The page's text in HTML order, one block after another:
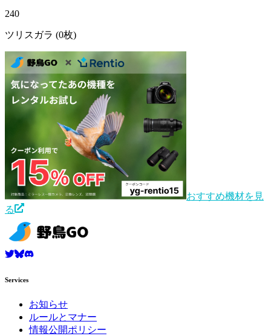
240
ツリスガラ (0枚)
おすすめ機材を見
る
Services
お知らせ
ルールとマナー
情報公開ポリシー